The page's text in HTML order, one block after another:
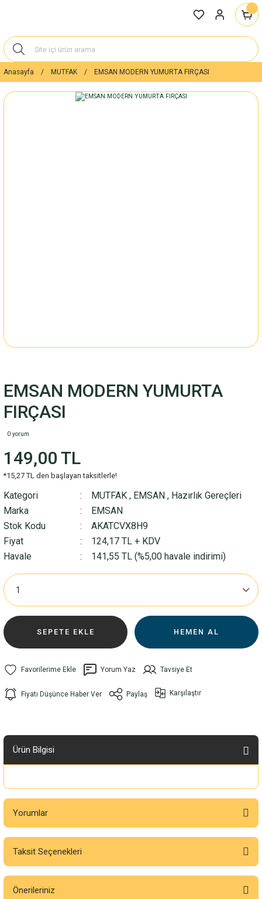
Anasayfa MUTFAK EMSAN MODERN YUMURTA FIRÇASI
EMSAN MODERN YUMURTA
FIRÇASI
0 yorum
149,00 TL
*15,27 TL den başlayan taksitlerle!
Kategori MUTFAK , EMSAN , Hazırlık Gereçleri
Marka
EMSAN
Stok Kodu
AKATCVX8H9
Fiyat
124,17 TL + KDV
Havale
141,55 TL (%5,00 havale indirimi)
SEPETE EKLE HEMEN AL
Yorum Yaz Tavsiye Et
Fiyatı Düşünce Haber Ver Paylaş Karşılaştır
Ürün Bilgisi
Yorumlar
Bu ürüne ilk yorumu siz yapın!
Taksit Seçenekleri
Önerileriniz